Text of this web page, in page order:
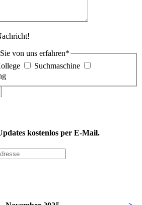
von uns erfahren*
Suchmaschine
kostenlos per E-Mail.